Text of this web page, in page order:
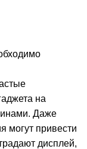
на
Даже
могут привести
дисплей,